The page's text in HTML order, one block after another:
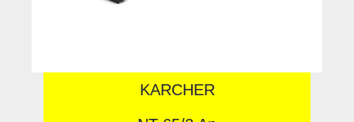
KARCHER